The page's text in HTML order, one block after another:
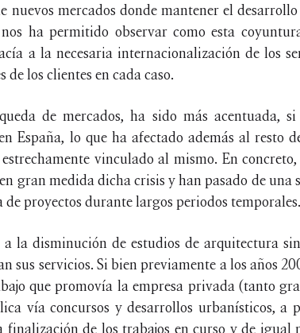
nuevos mercados donde mantener el
ha permitido observar como esta
a la necesaria internacionalización de los
de los clientes en cada caso.
de mercados, ha sido más acentuada,
España, lo que ha afectado además al resto
vinculado al mismo. En
gran medida dicha crisis y han pasado de una
de proyectos durante largos periodos temporales.
a la disminución de estudios de arquitectura
sus servicios. Si bien previamente a los años
que promovía la empresa privada (tanto
vía concursos y desarrollos urbanísticos, a
finalización de los trabajos en curso y de igual